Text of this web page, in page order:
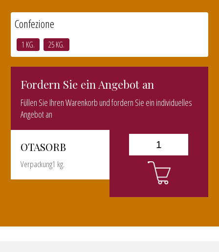
Confezione
1 KG. 25 KG.
Fordern Sie ein Angebot an
Füllen Sie Ihren Warenkorb und fordern Sie ein individuelles
Angebot an
OTASORB
Verpackung1 kg.